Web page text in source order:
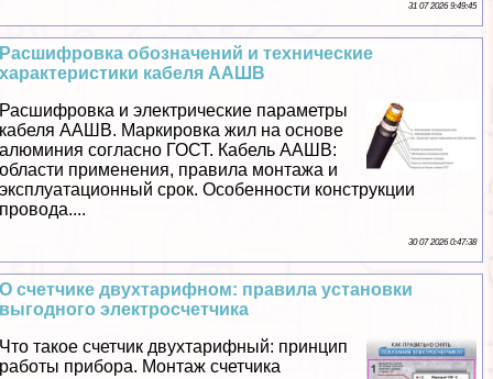
31 07 2026 9:49:45
Расшифровка обозначений и технические
хаpaктеристики кабеля ААШВ
Расшифровка и электрические параметры
кабеля ААШВ. Маркировка жил на основе
алюминия согласно ГОСТ. Кабель ААШВ:
области применения, правила монтажа и
эксплуатационный срок. Особенности конструкции
провода....
30 07 2026 0:47:38
О счетчике двухтарифном: правила установки
выгодного электросчетчика
Что такое счетчик двухтарифный: принцип
работы прибора. Монтаж счетчика